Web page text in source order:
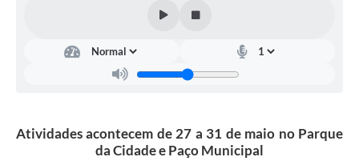
Galeria de Vídeos
Atividades acontecem de 27 a 31 de maio no Parque
da Cidade e Paço Municipal